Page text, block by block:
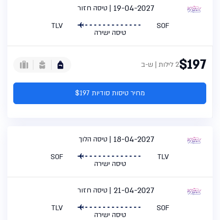
טיסה חזור 19-04-2027
SOF
טיסה ישירה
TLV
$1972 לילות | ש-ב
מחיר טיסות סודיות $197
טיסה הלוך 18-04-2027
TLV
טיסה ישירה
SOF
טיסה חזור 21-04-2027
SOF
טיסה ישירה
TLV